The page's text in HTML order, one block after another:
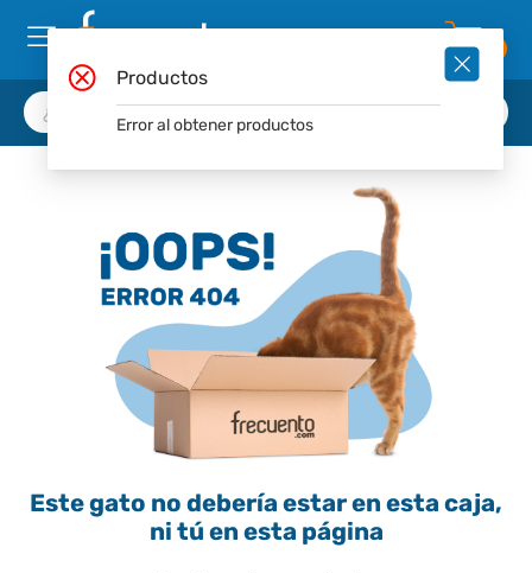
Este gato no debería estar en esta caja,
ni tú en esta página
Productos
Error al obtener productos